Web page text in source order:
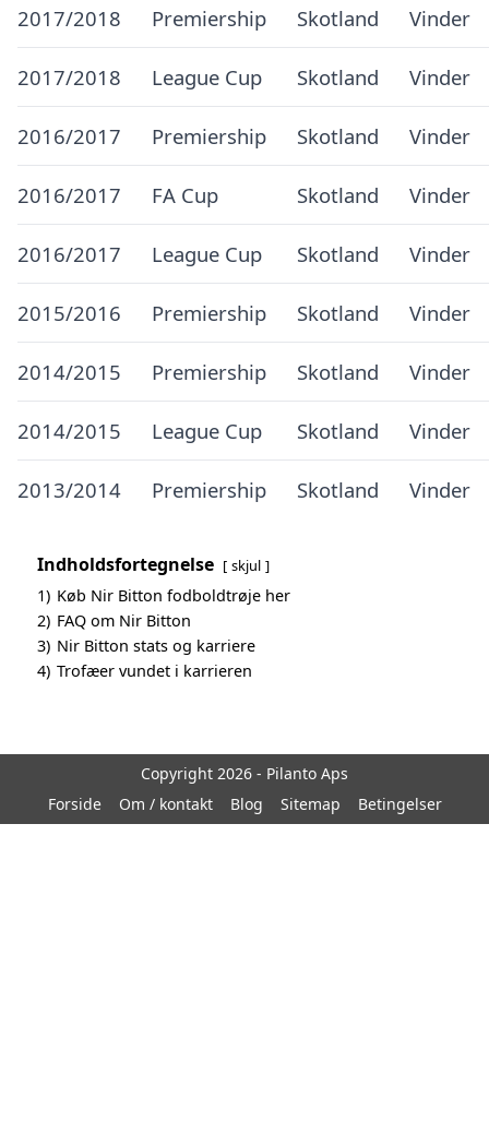
2017/2018 Premiership Skotland Vinder
2017/2018 League Cup Skotland Vinder
2016/2017 Premiership Skotland Vinder
2016/2017 FA Cup Skotland Vinder
2016/2017 League Cup Skotland Vinder
2015/2016 Premiership Skotland Vinder
2014/2015 Premiership Skotland Vinder
2014/2015 League Cup Skotland Vinder
2013/2014 Premiership Skotland Vinder
Indholdsfortegnelse skjul
1) Køb Nir Bitton fodboldtrøje her
2) FAQ om Nir Bitton
3) Nir Bitton stats og karriere
4) Trofæer vundet i karrieren
Copyright 2026 - Pilanto Aps
Forside
Om / kontakt Blog Sitemap Betingelser